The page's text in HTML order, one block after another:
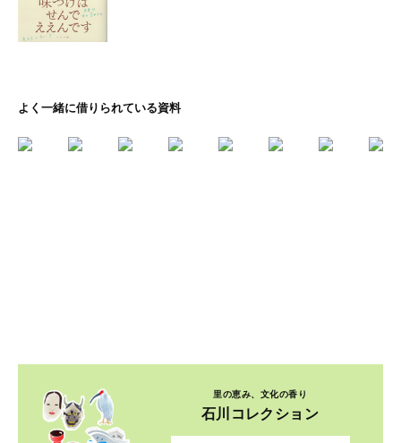
よく一緒に借りられている資料
里の恵み、文化の香り
石川コレクション